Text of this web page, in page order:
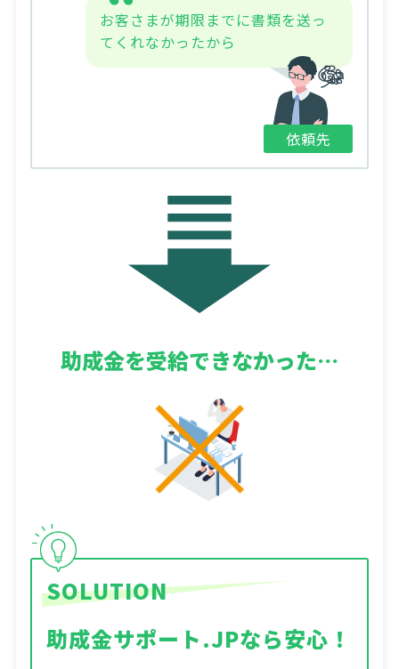
依頼先
お客さまが期限までに書類を送っ
てくれなかったから
助成金を受給できなかった…
SOLUTION
助成金サポート.JPなら安心！